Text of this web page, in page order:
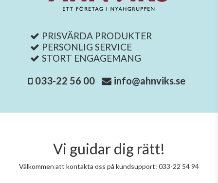
PRISVÄRDA PRODUKTER
PERSONLIG SERVICE
STORT ENGAGEMANG
033-22 56 00 info@ahnviks.se
Vi guidar dig rätt!
Välkommen att kontakta oss på kundsupport: 033-22 54 94